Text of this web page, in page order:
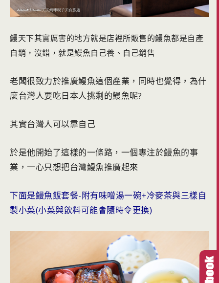
鰻天下其實厲害的地方就是店裡所販售的鰻魚都是自產
自銷，沒錯，就是鰻魚自己養、自己銷售
老闆很致力於推廣鰻魚這個產業，同時也覺得，為什
麼台灣人要吃日本人挑剩的鰻魚呢?
其實台灣人可以靠自己
於是他開始了這樣的一條路，一個專注於鰻魚的事
業，一心只想把台灣鰻魚推廣起來
下面是鰻魚飯套餐-附有味噌湯一碗+冷麥茶與三樣自
製小菜(小菜與飲料可能會隨時令更換)